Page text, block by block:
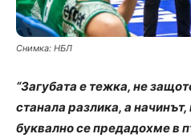
Снимка: НБЛ
“Загубата е тежка, не
станала разлика, а
буквално се предадохме в